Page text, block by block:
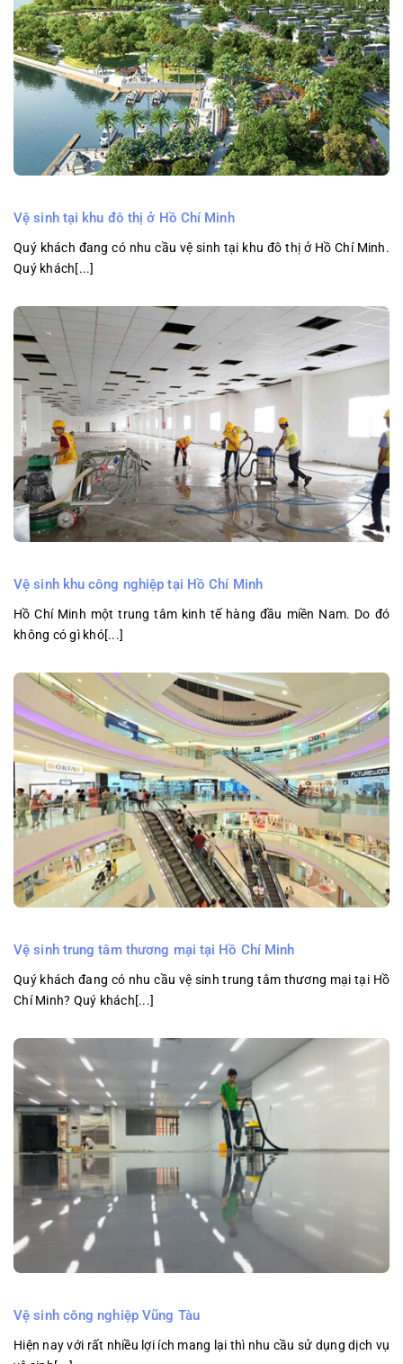
Vệ sinh tại khu đô thị ở Hồ Chí Minh
Quý khách đang có nhu cầu vệ sinh tại khu đô thị ở Hồ Chí Minh.
Quý khách[...]
Vệ sinh khu công nghiệp tại Hồ Chí Minh
Hồ Chí Minh một trung tâm kinh tế hàng đầu miền Nam. Do đó
không có gì khó[...]
Vệ sinh trung tâm thương mại tại Hồ Chí Minh
Quý khách đang có nhu cầu vệ sinh trung tâm thương mại tại Hồ
Chí Minh? Quý khách[...]
Vệ sinh công nghiệp Vũng Tàu
Hiện nay với rất nhiều lợi ích mang lại thì nhu cầu sử dụng dịch vụ